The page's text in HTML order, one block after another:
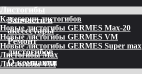
Листогибы
Запчасти и
аксессуары
Ремонт
листогибов
О компании
Категории листогибов
Новые листогибы GERMES Max-20
Новые листогибы GERMES VM
Новые листогибы GERMES Super max
Листогибы Max
Листогибы VM